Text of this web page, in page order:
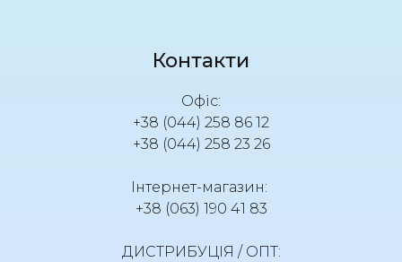
Контакти
Офіс:
+38 (044) 258 86 12
+38 (044) 258 23 26
Інтернет-магазин:
+38 (063) 190 41 83
ДИСТРИБУЦІЯ / ОПТ: